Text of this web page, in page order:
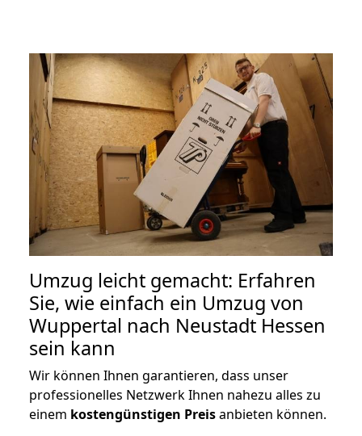
Umzug leicht gemacht: Erfahren
Sie, wie einfach ein Umzug von
Wuppertal nach Neustadt Hessen
sein kann
Wir können Ihnen garantieren, dass unser
professionelles Netzwerk Ihnen nahezu alles zu
einem kostengünstigen Preisanbieten können.